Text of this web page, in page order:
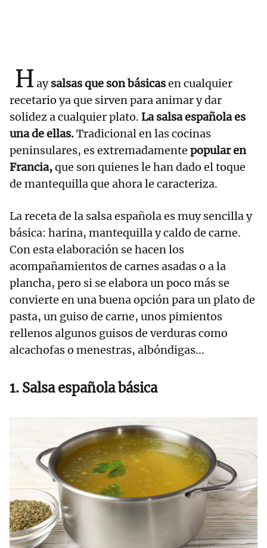
H aysalsas que son básicasen cualquier
recetario ya que sirven para animar y dar
solidez a cualquier plato. La salsa española es
una de ellas.Tradicional en las cocinas
peninsulares, es extremadamente popular en
Francia,que son quienes le han dado el toque
de mantequilla que ahora le caracteriza.
La receta de la salsa española es muy sencilla y
básica: harina, mantequilla y caldo de carne.
Con esta elaboración se hacen los
acompañamientos de carnes asadas o a la
plancha, pero si se elabora un poco más se
convierte en una buena opción para un plato de
pasta, un guiso de carne, unos pimientos
rellenos algunos guisos de verduras como
alcachofas o menestras, albóndigas...
1. Salsa española básica